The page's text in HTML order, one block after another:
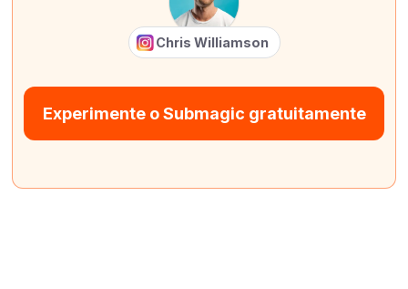
Chris Williamson
Experimente o Submagic gratuitamente